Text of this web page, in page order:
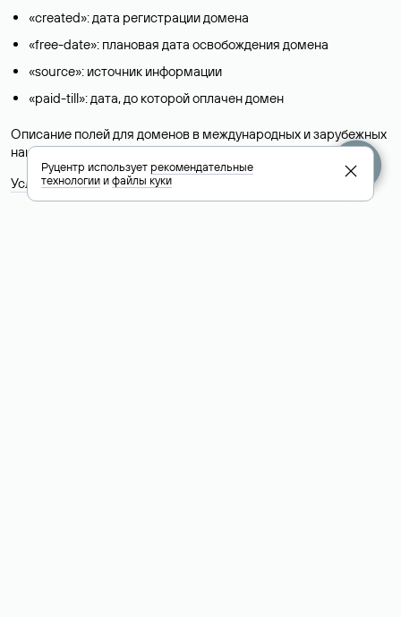
«created»: дата регистрации домена
«free-date»: плановая дата освобождения домена
«source»: источник информации
«paid-till»: дата, до которой оплачен домен
Описание полей для доменов в международных и зарубежных
национальных доменах представлены в разделе «Помощь».
Условия использования Whois-сервиса
Руцентр используетрекомендательные
технологииифайлы куки